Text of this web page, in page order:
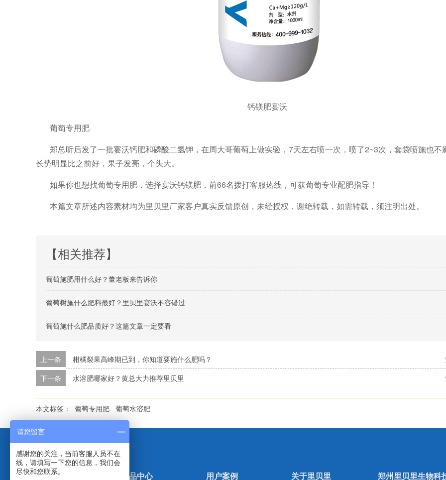
钙镁肥宴沃
葡萄专用肥
郑总听后发了一批宴沃钙肥和磷酸二氢钾，在周大哥葡萄上做实验， 7天左右喷一次，喷了2~3次，套袋喷施也不
长势明显比之前好，果子发亮，个头大。
如果你也想找葡萄专用肥 ，选择宴沃钙镁肥，前66名拨打客服热线，可获葡萄专业配肥指导！
本篇文章所述内容素材均为里贝里厂家客户真实反馈原创，未经授权，谢绝转载，如需转载，须注明出处。
【相关推荐】
葡萄施肥用什么好？董老板来告诉你
葡萄树施什么肥料最好？里贝里宴沃不容错过
葡萄施什么肥品质好？这篇文章一定要看
上一条
柑橘裂果高峰期已到，你知道要施什么肥吗？
下一条 水溶肥哪家好？黄总大力推荐里贝里
本文标签： 葡萄专用肥 葡萄水溶肥
里贝里首页 产品中心 用户案例 关于里贝里 郑州里贝里生物科
请您留言
感谢您的关注，当前客服人员不在
线，请填写一下您的信息，我们会
尽快和您联系。